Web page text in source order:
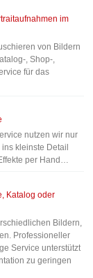
im
von Bildern
, Shop-,
für das
nutzen wir nur
kleinste Detail
per Hand…
Katalog oder
Bildern,
Professioneller
Service unterstützt
zu geringen